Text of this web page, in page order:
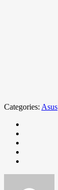
Categories: Asus